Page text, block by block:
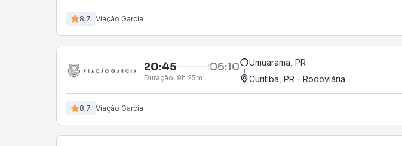
8,7 Viação Garcia
20:45 06:10
Duração: 9h 25m
Umuarama, PR
Curitiba, PR - Rodoviária
8,7 Viação Garcia